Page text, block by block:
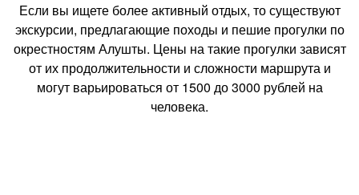
Если вы ищете более активный отдых, то существуют
экскурсии, предлагающие походы и пешие прогулки по
окрестностям Алушты. Цены на такие прогулки зависят
от их продолжительности и сложности маршрута и
могут варьироваться от 1500 до 3000 рублей на
человека.